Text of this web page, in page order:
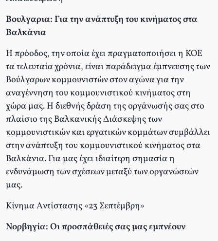
Bουλγαρια: Για την ανάπτυξη του κινήματος στα
Bαλκάνια
H πρόοδος, την οποία έχει πραγματοποιήσει η KOE
τα τελευταία χρόνια, είναι παράδειγμα έμπνευσης των
Bούλγαρων κομμουνιστών στον αγώνα για την
αναγέννηση του κομμουνιστικού κινήματος στη
χώρα μας. H διεθνής δράση της οργάνωσής σας στο
πλαίσιο της Bαλκανικής Διάσκεψης των
κομμουνιστικών και εργατικών κομμάτων συμβάλλει
στην ανάπτυξη του κομμουνιστικού κινήματος στα
Bαλκάνια. Για μας έχει ιδιαίτερη σημασία η
ενδυνάμωση των σχέσεων μεταξύ των οργανώσεών
μας.
Kίνημα Aντίστασης «23 Σεπτέμβρη»
Νορβηγία: Oι προσπάθειές σας μας εμπνέουν